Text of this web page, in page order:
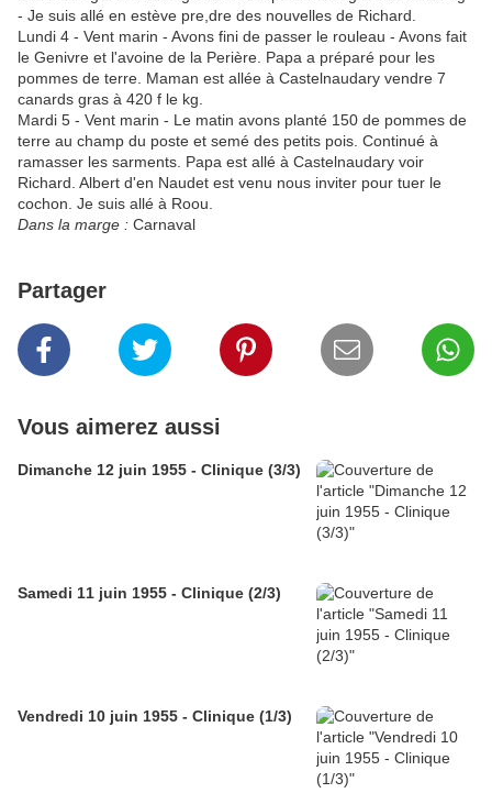
- Je suis allé en estève pre,dre des nouvelles de Richard.
Lundi 4 - Vent marin - Avons fini de passer le rouleau - Avons fait
le Genivre et l'avoine de la Perière. Papa a préparé pour les
pommes de terre. Maman est allée à Castelnaudary vendre 7
canards gras à 420 f le kg.
Mardi 5 - Vent marin - Le matin avons planté 150 de pommes de
terre au champ du poste et semé des petits pois. Continué à
ramasser les sarments. Papa est allé à Castelnaudary voir
Richard. Albert d'en Naudet est venu nous inviter pour tuer le
cochon. Je suis allé à Roou.
Dans la marge : Carnaval
Partager
Vous aimerez aussi
Dimanche 12 juin 1955 - Clinique (3/3)
Samedi 11 juin 1955 - Clinique (2/3)
Vendredi 10 juin 1955 - Clinique (1/3)